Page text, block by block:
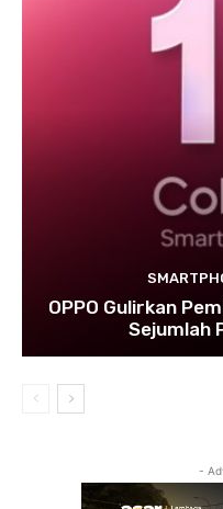
OPPO Gulirkan
Sejumlah
-